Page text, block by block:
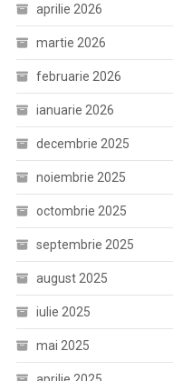
aprilie 2026
martie 2026
februarie 2026
ianuarie 2026
decembrie 2025
noiembrie 2025
octombrie 2025
septembrie 2025
august 2025
iulie 2025
mai 2025